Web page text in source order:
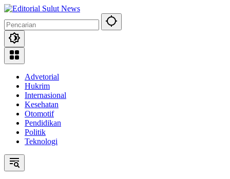
Langsung
konten
Advetorial
Hukrim
Internasional
Kesehatan
Otomotif
Pendidikan
Politik
Teknologi